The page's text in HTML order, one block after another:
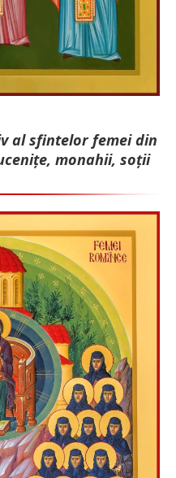
al sfintelor femei din
monahii, soții